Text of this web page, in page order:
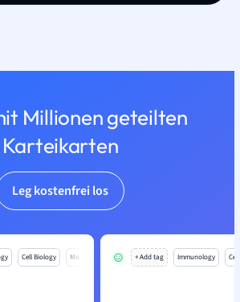
Millionen geteilten
Karteikarten
Leg kostenfrei los
Cell Biology Mo + Add tag Immunology